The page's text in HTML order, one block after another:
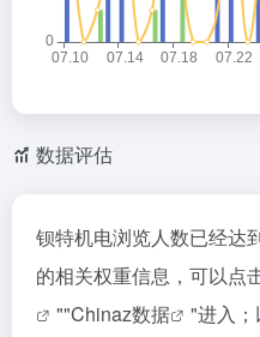
数据评估
钡特机电浏览人数已经达
的相关权重信息，可以点
""Chinaz数据
"进入